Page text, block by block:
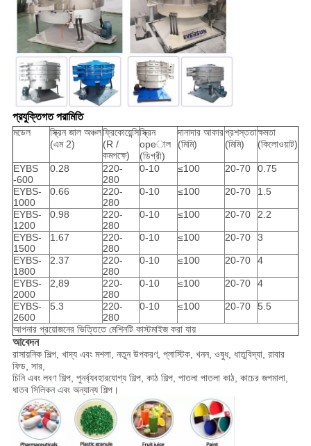
প্রযুক্তিগত পরামিতি
মডেল
স্ক্রিন জাল অঞ্চল
(এম 2)
ফ্রিকোয়েন্সি
(R /
কমপক্ষে)
স্ক্রিন
opeাল
(ডিগ্রী)
দানাদার আকার
(মিমি)
প্রশস্ততা
(মিমি)
ক্ষমতা
(কিলোওয়াট)
EYBS
-600
0.28
220-
280
0-10 ≤100 20-70 0.75
EYBS-
1000
0.66
220-
280
0-10 ≤100 20-70 1.5
EYBS-
1200
0.98
220-
280
0-10 ≤100 20-70 2.2
EYBS-
1500
1.67
220-
280
0-10 ≤100 20-70 3
EYBS-
1800
2.37
220-
280
0-10 ≤100 20-70 4
EYBS-
2000
2,89
220-
280
0-10 ≤100 20-70 4
EYBS-
2600
5.3
220-
280
0-10 ≤100 20-70 5.5
আপনার প্রয়োজনের ভিত্তিতে মেশিনটি কাস্টমাইজ করা যায়
আবেদন
রাসায়নিক শিল্প, খাদ্য এবং মশলা, নতুন উপকরণ, প্লাস্টিক, খনন, ওষুধ, ধাতুবিদ্যা, রাবার
ফিড, সার,
চিনি এবং লবণ শিল্প, পুনর্ব্যবহারযোগ্য শিল্প, কাঠ শিল্প, পাতলা পাতলা কাঠ, কাচের জপমালা,
ধাতব সিলিকন এবং অন্যান্য শিল্প।